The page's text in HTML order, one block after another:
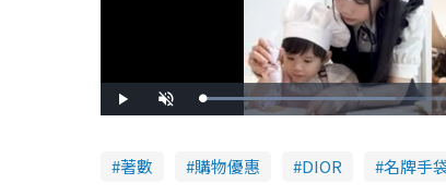
l
n
e
L
o
:
著數 購物優惠 DIOR 名牌手